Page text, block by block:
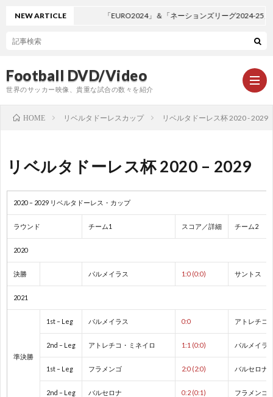
Football DVD/Video
世界のサッカー映像、貴重な試合の数々を紹介
ー
ド
カ
ッ
NEW ARTICLE 「EURO2024」＆「ネーションズリーグ2024-25
HOME リベルタドーレスカップ リベルタドーレス杯 2020 - 2029
リベルタドーレス杯 2020 – 2029
2020 – 2029 リベルタドーレス・カップ
ラウンド チーム1 スコア／詳細 チーム2
2020
決勝 パルメイラス 1:0 (0:0) サントス
2021
準決勝
1st – Leg パルメイラス 0:0 アトレチコ
2nd – Leg アトレチコ・ミネイロ 1:1 (0:0) パルメイラ
1st – Leg フラメンゴ 2:0 (2:0) バルセロナ
2nd – Leg バルセロナ 0:2 (0:1) フラメンゴ